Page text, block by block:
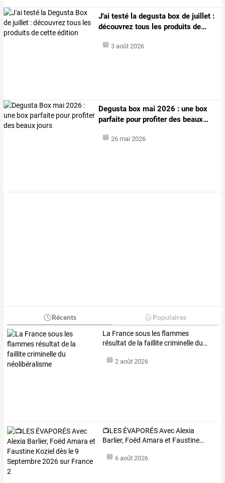
J'ai testé la degusta box de juillet :
découvrez tous les produits de…
3 août 2026
Degusta box mai 2026 : une box
parfaite pourprofiterdes beaux…
26 mai 2026
Récents Populaires
La Francesous lesflammes
résultat de la faillitecriminelledu…
2 août 2026
📺LES ÉVAPORÉSAvecAlexia
Barlier, Foëd Amara et Faustine…
6 août 2026